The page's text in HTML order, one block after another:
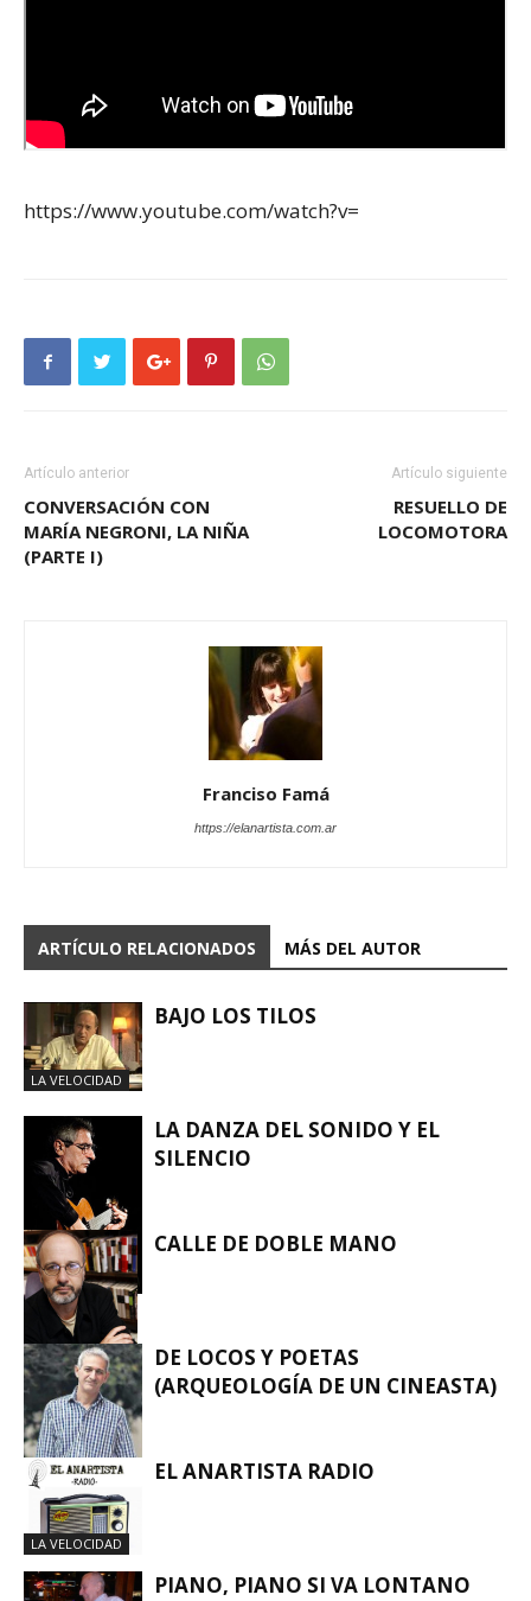
https://www.youtube.com/watch?v=
Artículo anterior
CONVERSACIÓN CON
MARÍA NEGRONI, LA NIÑA
(PARTE I)
Artículo siguiente
RESUELLO DE
LOCOMOTORA
Franciso Famá
https://elanartista.com.ar
ARTÍCULO RELACIONADOS MÁS DEL AUTOR
LA VELOCIDAD
BAJO LOS TILOS
LA VELOCIDAD
LA DANZA DEL SONIDO Y EL
SILENCIO
LA VELOCIDAD
CALLE DE DOBLE MANO
LA VELOCIDAD
DE LOCOS Y POETAS
(ARQUEOLOGÍA DE UN CINEASTA)
LA VELOCIDAD
EL ANARTISTA RADIO
PIANO, PIANO SI VA LONTANO